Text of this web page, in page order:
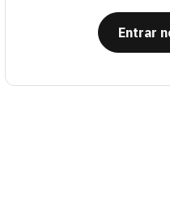
Entrar